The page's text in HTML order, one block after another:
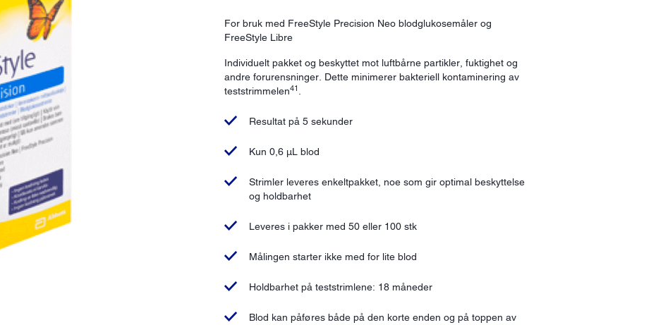
For bruk med FreeStyle Precision Neo blodglukosemåler og
FreeStyle Libre
Individuelt pakket og beskyttet mot luftbårne partikler, fuktighet og
andre forurensninger. Dette minimerer bakteriell kontaminering av
teststrimmelen41 .
Resultat på 5 sekunder
Kun 0,6 µL blod
Strimler leveres enkeltpakket, noe som gir optimal beskyttelse
og holdbarhet
Leveres i pakker med 50 eller 100 stk
Målingen starter ikke med for lite blod
Holdbarhet på teststrimlene: 18 måneder
Blod kan påføres både på den korte enden og på toppen av